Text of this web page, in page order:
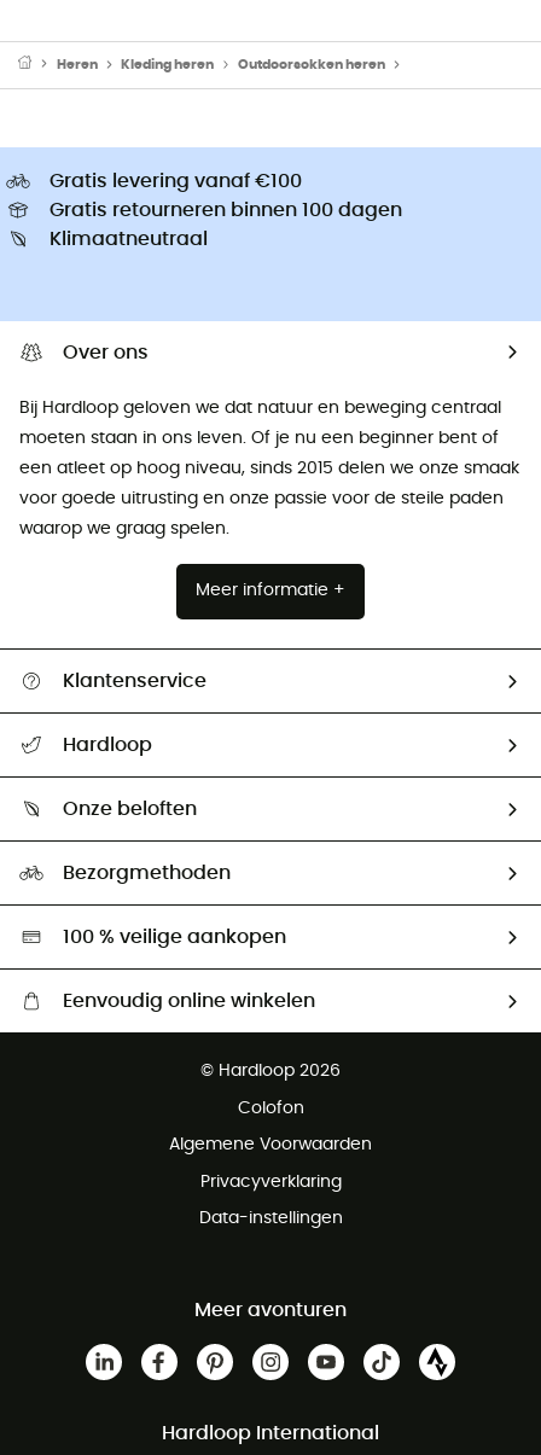
Heren Kleding heren Outdoorsokken heren
Gratis levering vanaf €100
Gratis retourneren binnen 100 dagen
Klimaatneutraal
Over ons
Bij Hardloop geloven we dat natuur en beweging centraal
moeten staan ​​in ons leven. Of je nu een beginner bent of
een atleet op hoog niveau, sinds 2015 delen we onze smaak
voor goede uitrusting en onze passie voor de steile paden
waarop we graag spelen.
Meer informatie +
Klantenservice
Mijn zending volgen
Retourzendingen & Terugbetalingen
Hardloop
Ambassadeurs
Onze beloften
Hardgreen
Bezorgmethoden
100 % veilige aankopen
Eenvoudig online winkelen
Gratis retourneren binnen 100 dagen
© Hardloop 2026
Colofon
Algemene Voorwaarden
Privacyverklaring
Data-instellingen
Meer avonturen
Hardloop International